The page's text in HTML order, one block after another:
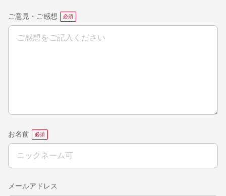
ご意見・ご感想
お名前
メールアドレス